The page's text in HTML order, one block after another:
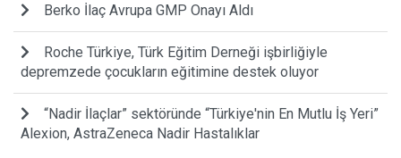
Berko İlaç Avrupa GMP Onayı Aldı
Roche Türkiye, Türk Eğitim Derneği işbirliğiyle
depremzede çocukların eğitimine destek oluyor
“Nadir İlaçlar” sektöründe “Türkiye'nin En Mutlu İş Yeri”
Alexion, AstraZeneca Nadir Hastalıklar